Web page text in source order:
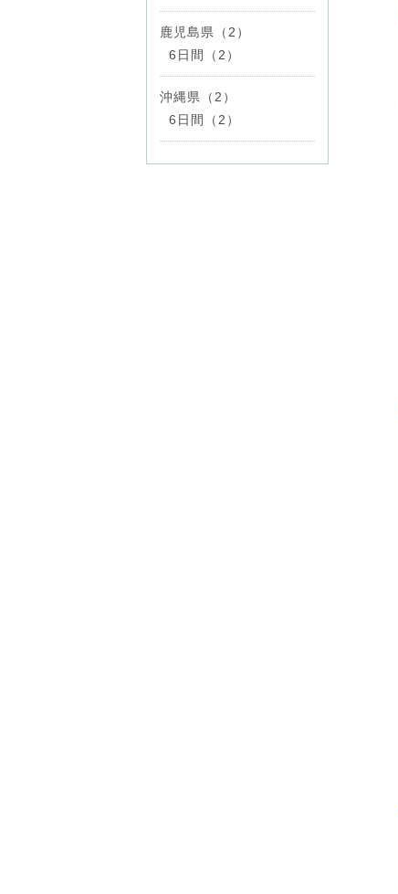
鹿児島県（2）
6日間（2）
沖縄県（2）
6日間（2）